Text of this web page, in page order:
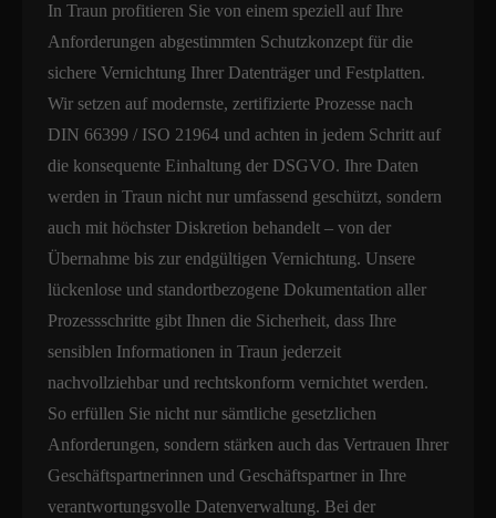
In Traun profitieren Sie von einem speziell auf Ihre
Anforderungen abgestimmten Schutzkonzept für die
sichere Vernichtung Ihrer Datenträger und Festplatten.
Wir setzen auf modernste, zertifizierte Prozesse nach
DIN 66399 / ISO 21964 und achten in jedem Schritt auf
die konsequente Einhaltung der DSGVO. Ihre Daten
werden in Traun nicht nur umfassend geschützt, sondern
auch mit höchster Diskretion behandelt – von der
Übernahme bis zur endgültigen Vernichtung. Unsere
lückenlose und standortbezogene Dokumentation aller
Prozessschritte gibt Ihnen die Sicherheit, dass Ihre
sensiblen Informationen in Traun jederzeit
nachvollziehbar und rechtskonform vernichtet werden.
So erfüllen Sie nicht nur sämtliche gesetzlichen
Anforderungen, sondern stärken auch das Vertrauen Ihrer
Geschäftspartnerinnen und Geschäftspartner in Ihre
verantwortungsvolle Datenverwaltung. Bei der